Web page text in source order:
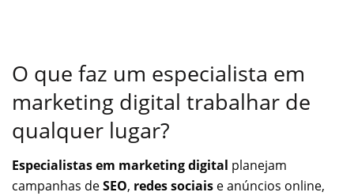
O que faz um especialista em
marketing digital trabalhar de
qualquer lugar?
Especialistas em marketing digital planejam
campanhas deSEO, redes sociais e anúncios online,